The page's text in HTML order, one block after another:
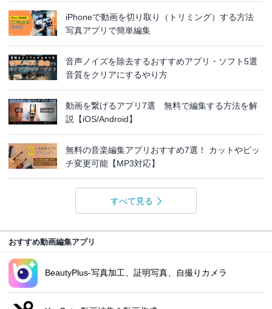
iPhoneで動画を切り取り（トリミング）する方法
写真アプリで簡単編集
音声ノイズを除去するおすすめアプリ・ソフト5選
音質をクリアにするやり方
動画を繋げるアプリ7選 無料で編集する方法を解
説【iOS/Android】
無料の音楽編集アプリおすすめ7選！ カットやピッ
チ変更可能【MP3対応】
すべて見る
おすすめ動画編集アプリ
BeautyPlus-写真加工、証明写真、自撮りカメラ